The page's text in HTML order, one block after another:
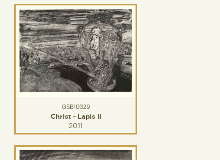
GSB10329
Christ - Lapis II
2011